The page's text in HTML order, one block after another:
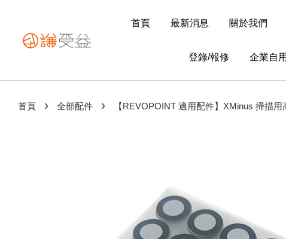
首頁 最新消息 關於我們
登錄/報修 企業自用
首頁 › 全部配件 › 【REVOPOINT 適用配件】XMinus 掃描